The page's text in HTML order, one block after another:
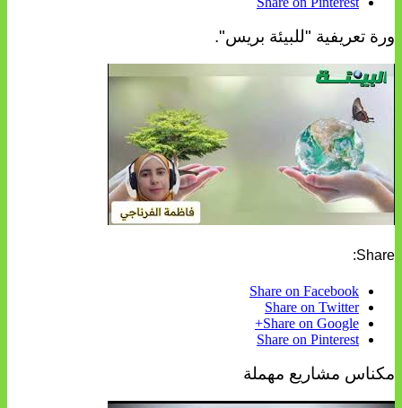
ورة تعريفية "للبيئة بريس".
Share:
Share on Facebook
Share on Twitter
Share on Google+
Share on Pinterest
مكناس مشاريع مهملة